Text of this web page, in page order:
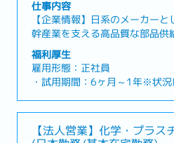
ムへの参
など★本ポジションの魅力
業の貴重な日本人求人です・英
ない方であれば挑戦可能です・
も複数働く、国際的な職場環境
■勤務地：セランゴール州（クラ
■渡航費用：応相談
■有給休暇：20日
■病床休暇：14日
■医療保険：入院保険（最大年
外来用保険
■医療費補助：歯科（年間
■ボーナス：業績に応じて支給
仕事内容
【企業情報】日系のメーカー
幹産業を支える高品質な部品供
ーバル企業です。マレーシア拠
おける重要な製造・供給拠点と
主要メーカーとのお取引がござ
きた日本の高度な製造技術と、
させた独自の強みを持っており
体制の強化を目指し、マレー
福利厚生
雇用形態：正社員
・試用期間：6ヶ月～1年※状
平日 8:00 - 17:30
土日祝休み
・休日数
【法人営業】化学・プラス